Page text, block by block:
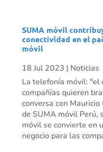
SUMA móvil
conectividad en el
móvil
18 Jul 2023 | Noticias
La telefonía móvil: "el
compañías quieren
conversa con
de SUMA móvil Perú,
móvil se convierte en
negocio para las